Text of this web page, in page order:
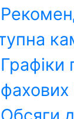
Графіки
фахових